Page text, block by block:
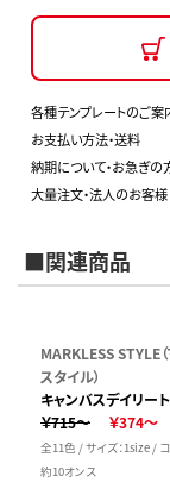
各種テンプレートのご案
お支払い方法・送料
納期について・お急ぎの
大量注文・法人のお客様
■関連商品
MARKLESS STYLE
スタイル）
キャンバスデイリー
￥715～
￥374～
全11色 / サイズ：1size /
約10オンス